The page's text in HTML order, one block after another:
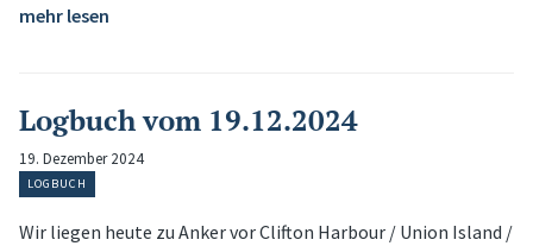
mehr lesen
Logbuch vom 19.12.2024
19. Dezember 2024
LOGBUCH
Wir liegen heute zu Anker vor Clifton Harbour / Union Island /